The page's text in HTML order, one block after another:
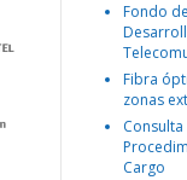
Fondo
Fibra
zonas
Consulta
Cargo